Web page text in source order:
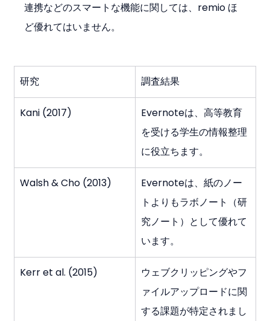
連携などのスマートな機能に関しては、remio ほ
ど優れてはいません。
研究 調査結果
Kani (2017)
Evernoteは、高等教育
を受ける学生の情報整理
に役立ちます。
Walsh & Cho (2013)
Evernoteは、紙のノー
トよりもラボノート（研
究ノート）として優れて
います。
Kerr et al. (2015)
ウェブクリッピングやフ
ァイルアップロードに関
する課題が特定されまし